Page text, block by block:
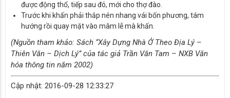
được động thổ, tiếp sau đó, mới cho thợ đào.
Trước khi khấn phải thắp nén nhang vái bốn phương, tám
hướng rồi quay mặt vào mâm lễ mà khấn.
(Nguồn tham khảo: Sách “Xây Dựng Nhà Ở Theo Địa Lý –
Thiên Văn – Dịch Lý” của tác giả Trần Văn Tam – NXB Văn
hóa thông tin năm 2002)
Cập nhật: 2016-09-28 12:33:27